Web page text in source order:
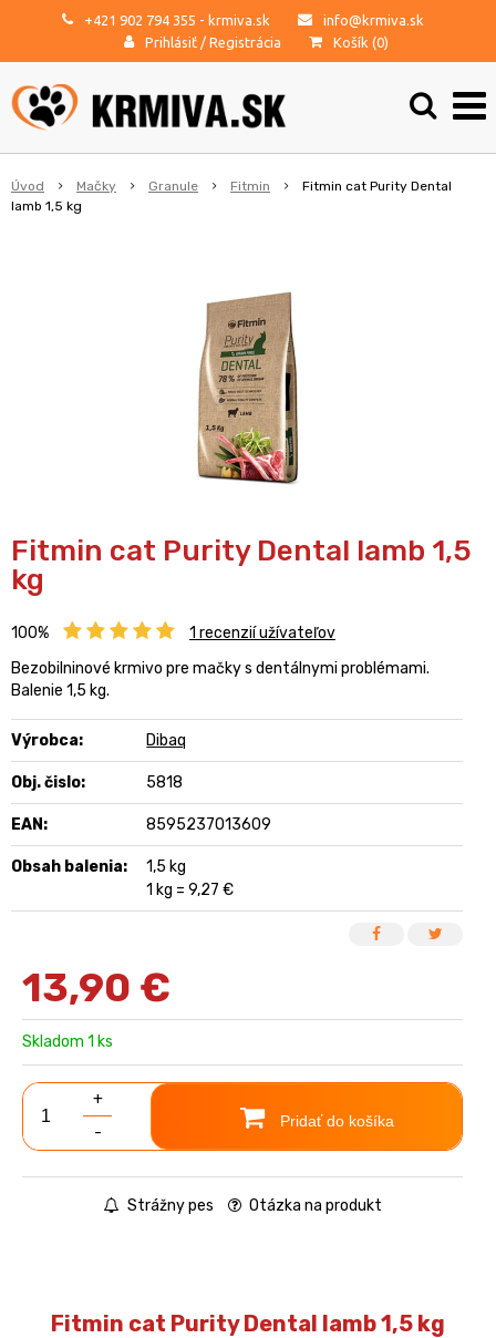
+421 902 794 355 - krmiva.sk
info@krmiva.sk
Prihlásiť / Registrácia Košík (0)
Úvod Mačky Granule Fitmin
Fitmin cat Purity Dental
lamb 1,5 kg
Fitmin cat Purity Dental lamb 1,5
kg
100% 1 recenzií užívateľov
Bezobilninové krmivo pre mačky s dentálnymi problémami.
Balenie 1,5 kg.
Výrobca: Dibaq
Obj. čislo: 5818
EAN: 8595237013609
Obsah balenia:
1,5 kg
1 kg = 9,27 €
13,90 €
Skladom 1 ks
+
-
Pridať do košíka
Strážny pes Otázka na produkt
Fitmin cat Purity Dental lamb 1,5 kg